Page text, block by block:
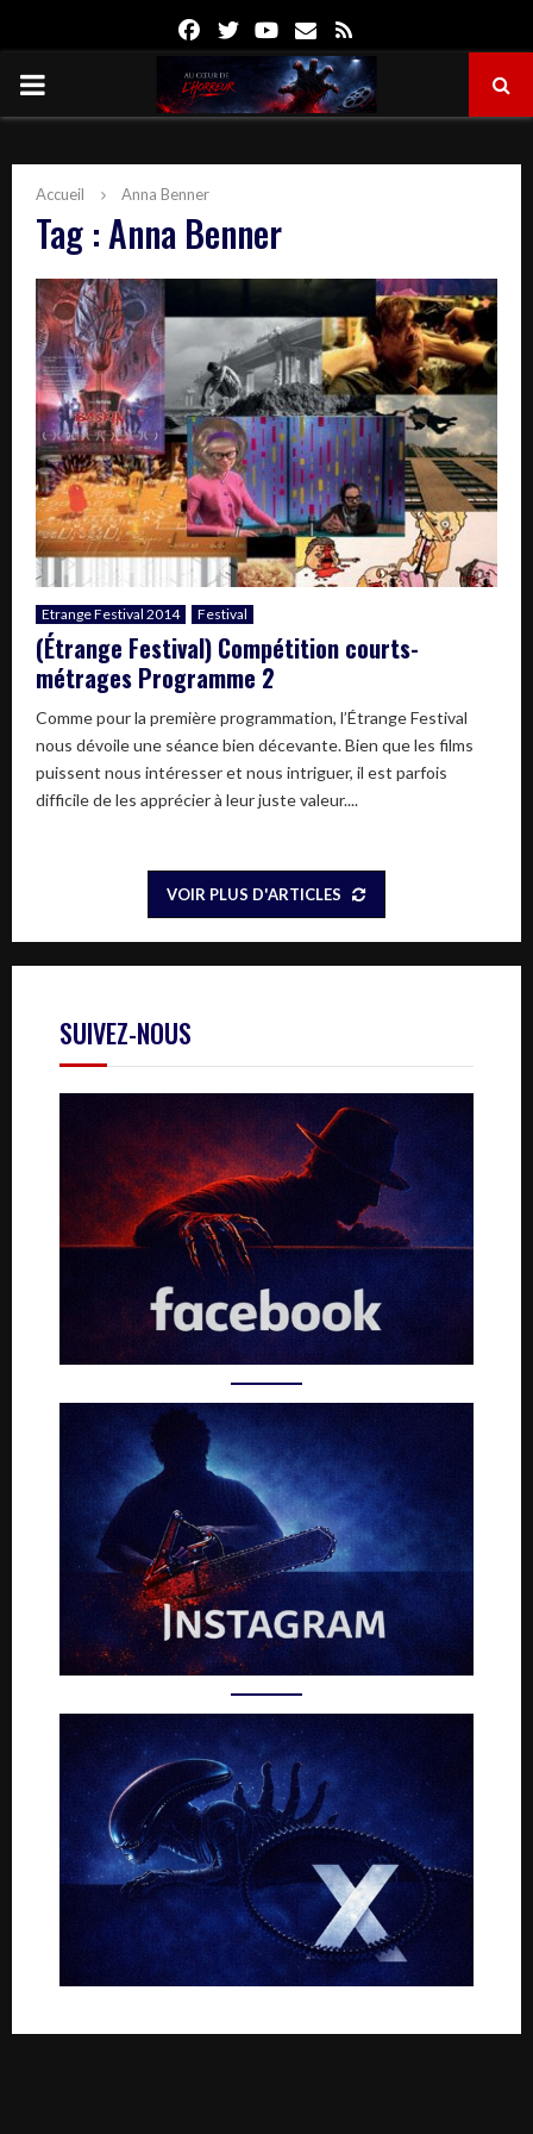
FacebookTwitterYoutube
Email
PRIMARY
Accueil Anna Benner
Tag : Anna Benner
Etrange Festival 2014 Festival
(Étrange Festival) Compétition courts-
métrages Programme 2
Comme pour la première programmation, l’Étrange Festival
nous dévoile une séance bien décevante. Bien que les films
puissent nous intéresser et nous intriguer, il est parfois
difficile de les apprécier à leur juste valeur....
VOIR PLUS D'ARTICLES
SUIVEZ-NOUS